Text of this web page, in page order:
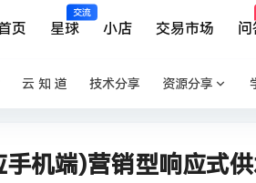
页 星球
交流
小店 交易市场 问
云 知 道 技术分享 资源分享
手机端)营销型响应式